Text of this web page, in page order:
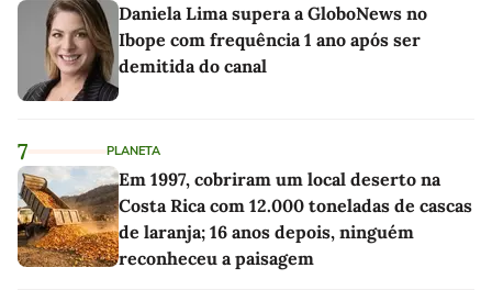
Daniela Lima supera a GloboNews no
Ibope com frequência 1 ano após ser
demitida do canal
7 PLANETA
Em 1997, cobriram um local deserto na
Costa Rica com 12.000 toneladas de cascas
de laranja; 16 anos depois, ninguém
reconheceu a paisagem